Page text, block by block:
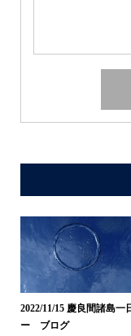
2022/11/15 慶良間諸島一
ー ブログ